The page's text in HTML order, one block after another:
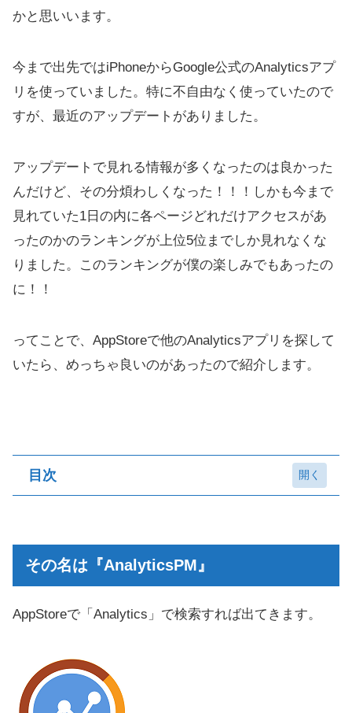
かと思いいます。
今まで出先ではiPhoneからGoogle公式のAnalyticsアプ
リを使っていました。特に不自由なく使っていたので
すが、最近のアップデートがありました。
アップデートで見れる情報が多くなったのは良かった
んだけど、その分煩わしくなった！！！しかも今まで
見れていた1日の内に各ページどれだけアクセスがあ
ったのかのランキングが上位5位までしか見れなくな
りました。このランキングが僕の楽しみでもあったの
に！！
ってことで、AppStoreで他のAnalyticsアプリを探して
いたら、めっちゃ良いのがあったので紹介します。
目次
1日の全てのキーワードと件数が確認できる
1年分のデータを確認できる
その名は『AnalyticsPM』
AppStoreで「Analytics」で検索すれば出てきます。